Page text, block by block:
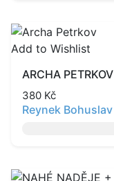
Add to Wishlist
ARCHA PETRKOV
380 Kč
Reynek Bohuslav